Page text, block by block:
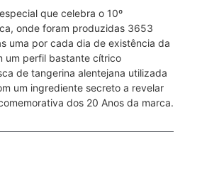
que celebra o 10º
onde foram produzidas 3653
uma por cada dia de existência da
um perfil bastante cítrico
de tangerina alentejana utilizada
um ingrediente secreto a revelar
dos 20 Anos da marca.